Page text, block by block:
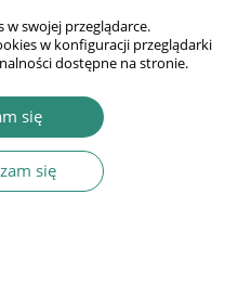
w swojej przeglądarce.
w konfiguracji przeglądarki
dostępne na stronie.
się
się
case of administrative